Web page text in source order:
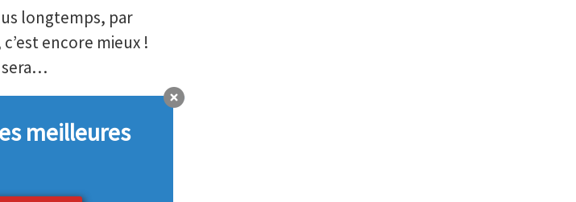
longtemps, par
encore mieux !
sera…
meilleures